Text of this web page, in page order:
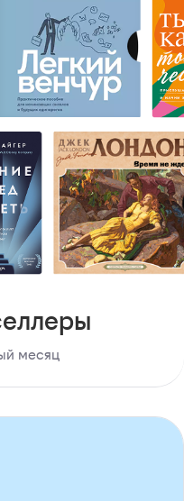
месяц